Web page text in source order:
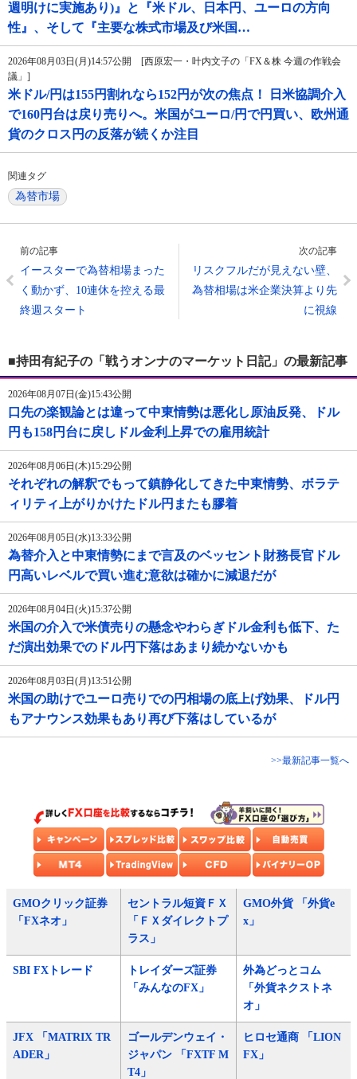
週明けに実施あり)』と『米ドル、日本円、ユーロの方向
性』、そして『主要な株式市場及び米国…
2026年08月03日(月)14:57公開 [西原宏一・叶内文子の「FX＆株 今週の作戦会
議」]
米ドル/円は155円割れなら152円が次の焦点！ 日米協調介入
で160円台は戻り売りへ。米国がユーロ/円で円買い、欧州通
貨のクロス円の反落が続くか注目
関連タグ
為替市場
前の記事
イースターで為替相場まった
く動かず、10連休を控える最
終週スタート
次の記事
リスクフルだが見えない壁、
為替相場は米企業決算より先
に視線
■持田有紀子の「戦うオンナのマーケット日記」の最新記事
2026年08月07日(金)15:43公開
口先の楽観論とは違って中東情勢は悪化し原油反発、ドル
円も158円台に戻しドル金利上昇での雇用統計
2026年08月06日(木)15:29公開
それぞれの解釈でもって鎮静化してきた中東情勢、ボラテ
ィリティ上がりかけたドル円またも膠着
2026年08月05日(水)13:33公開
為替介入と中東情勢にまで言及のベッセント財務長官ドル
円高いレベルで買い進む意欲は確かに減退だが
2026年08月04日(火)15:37公開
米国の介入で米債売りの懸念やわらぎドル金利も低下、た
だ演出効果でのドル円下落はあまり続かないかも
2026年08月03日(月)13:51公開
米国の助けでユーロ売りでの円相場の底上げ効果、ドル円
もアナウンス効果もあり再び下落はしているが
>>最新記事一覧へ
GMOクリック証券
「FXネオ」
セントラル短資ＦＸ
「ＦＸダイレクトプ
ラス」
GMO外貨 「外貨e
x」
SBI FXトレード
トレイダーズ証券
「みんなのFX」
外為どっとコム
「外貨ネクストネ
オ」
JFX 「MATRIX TR
ADER」
ゴールデンウェイ・
ジャパン 「FXTF M
T4」
ヒロセ通商 「LION
FX」